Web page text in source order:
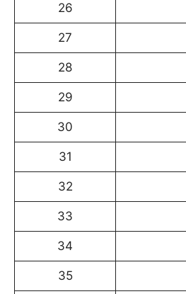
26
27
28
29
30
31
32
33
34
35